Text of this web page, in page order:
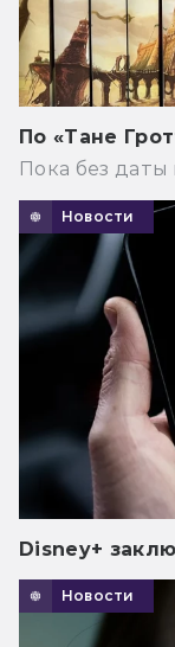
По «Тане
Пока без даты
Новости
Disney+
Новости